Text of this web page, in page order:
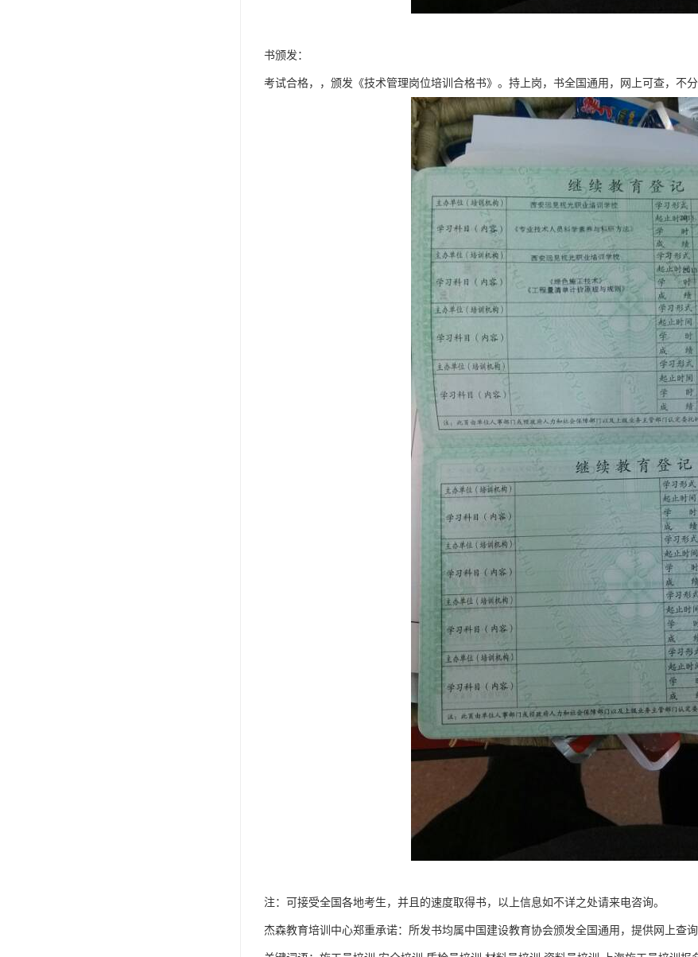
书颁发：
考试合格，，颁发《技术管理岗位培训合格书》。持上岗，书全国通用，网上可查，不分
注：可接受全国各地考生，并且的速度取得书，以上信息如不详之处请来电咨询。
杰森教育培训中心郑重承诺：所发书均属中国建设教育协会颁发全国通用，提供网上查询